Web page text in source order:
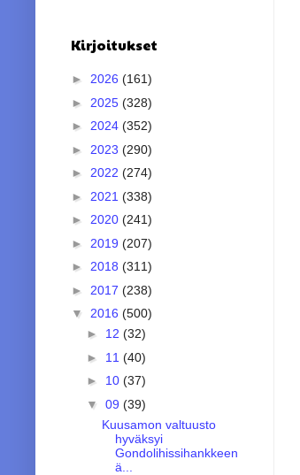
Kirjoitukset
► 2026 (161)
► 2025 (328)
► 2024 (352)
► 2023 (290)
► 2022 (274)
► 2021 (338)
► 2020 (241)
► 2019 (207)
► 2018 (311)
► 2017 (238)
▼ 2016 (500)
► 12 (32)
► 11 (40)
► 10 (37)
▼ 09 (39)
Kuusamon valtuusto
hyväksyi
Gondolihissihankkeen
ä...